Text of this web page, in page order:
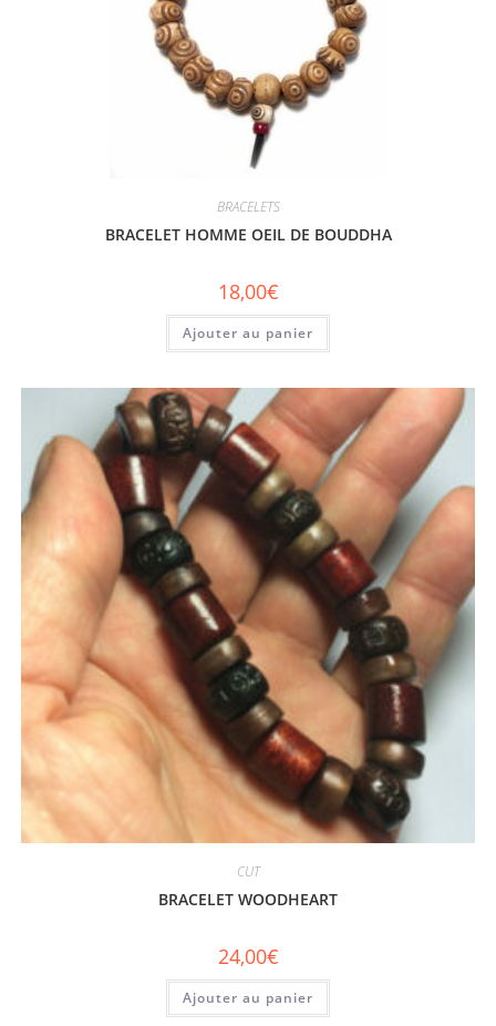
BRACELETS
BRACELET HOMME OEIL DE BOUDDHA
18,00€
Ajouter au panier
CUT
BRACELET WOODHEART
24,00€
Ajouter au panier